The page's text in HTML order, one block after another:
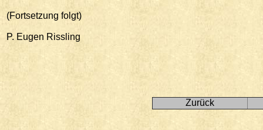
(Fortsetzung folgt)
P. Eugen Rissling
Zurück